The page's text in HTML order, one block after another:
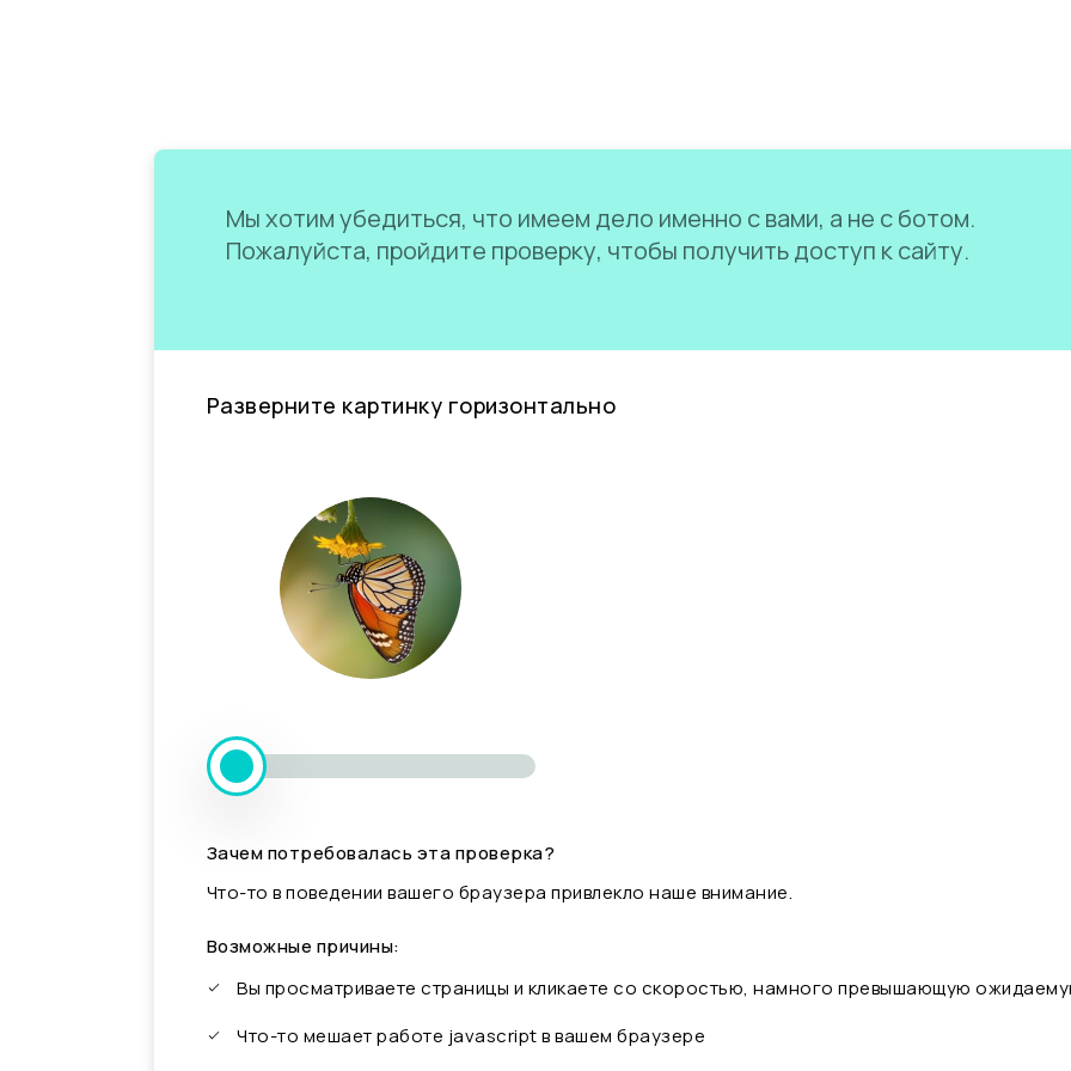
Мы хотим убедиться, что имеем дело именно с вами, а не с ботом.
Пожалуйста, пройдите проверку, чтобы получить доступ к сайту.
Разверните картинку горизонтально
Зачем потребовалась эта проверка?
Что-то в поведении вашего браузера привлекло наше внимание.
Возможные причины:
Вы просматриваете страницы и кликаете со скоростью, намного превышающую
Что-то мешает работе javascript в вашем браузере